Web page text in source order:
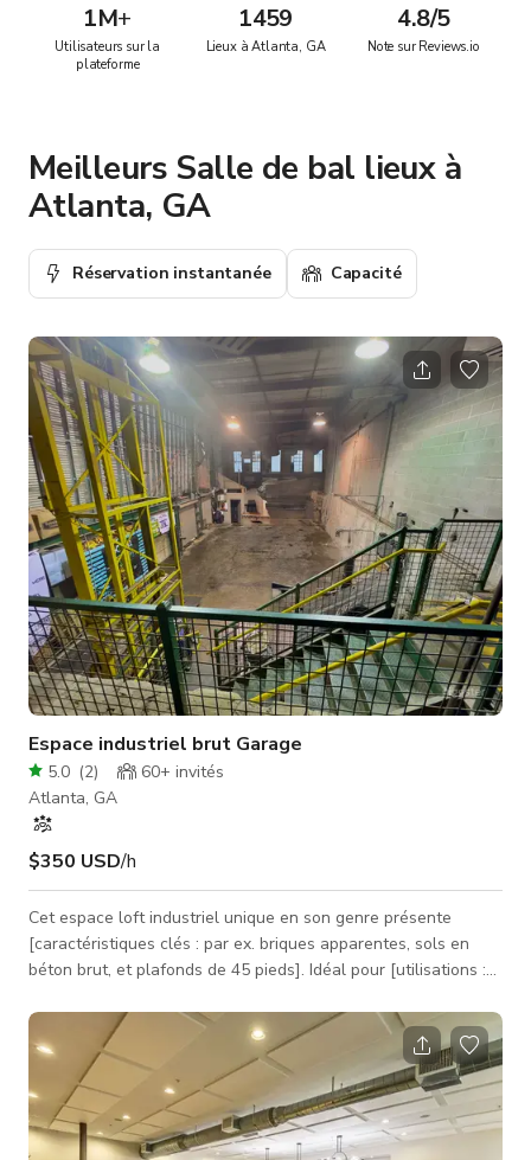
1M+
Utilisateurs sur la
plateforme
1459
Lieux à Atlanta, GA
4.8/5
Note sur Reviews.io
Meilleurs Salle de bal lieux à
Atlanta, GA
Réservation instantanée Capacité
Espace industriel brut Garage
5.0 (2) 60+ invités
Atlanta, GA
$350 USD/h
Cet espace loft industriel unique en son genre présente
[caractéristiques clés : par ex. briques apparentes, sols en
béton brut, et plafonds de 45 pieds]. Idéal pour [utilisations :
flexible offre [avantages : Wi-Fi, salles climatisées à côté du
garage/entrepôt, accès de chargement au niveau de la rue,
etc.]. Capacité de 250 personnes, disponible 24h/24 et 7j/7.
Plus de 5 tournages commerciaux déjà organisés.